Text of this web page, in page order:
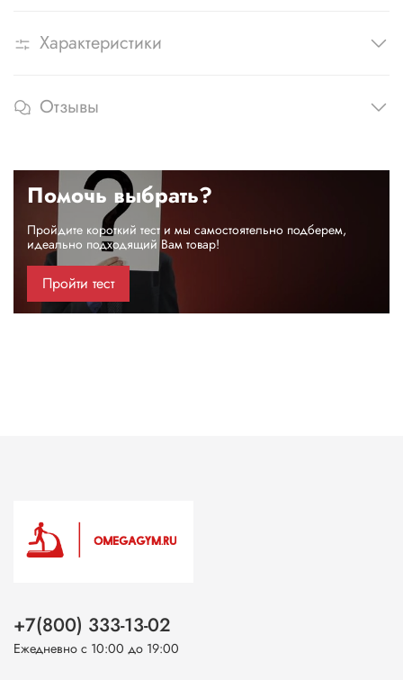
Характеристики
Отзывы
Помочь выбрать?
Пройдите короткий тест и мы самостоятельно подберем,
идеально подходящий Вам товар!
Пройти тест
+7(800) 333-13-02
Ежедневно с 10:00 до 19:00